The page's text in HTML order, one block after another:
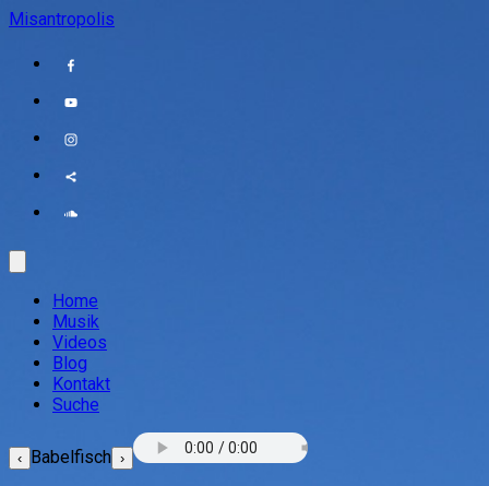
Misantropolis
Home
Musik
Videos
Blog
Kontakt
Suche
‹ Babelfisch ›